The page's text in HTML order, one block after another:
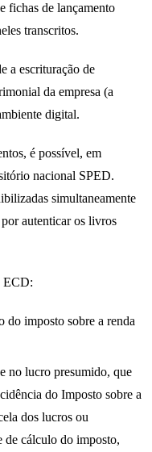
fichas de lançamento
transcritos.
a escrituração de
da empresa (a
digital.
é possível, em
nacional SPED.
simultaneamente
autenticar os livros
ECD:
do imposto sobre a renda
no lucro presumido, que
do Imposto sobre a
dos lucros ou
de cálculo do imposto,